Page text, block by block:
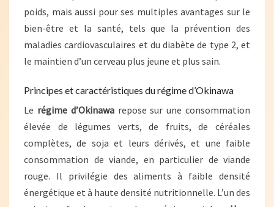
poids, mais aussi pour ses multiples avantages sur le
bien-être et la santé, tels que la prévention des
maladies cardiovasculaires et du diabète de type 2, et
le maintien d’un cerveau plus jeune et plus sain.
Principes et caractéristiques du régime d’Okinawa
Le régime d’Okinawarepose sur une consommation
élevée de légumes verts, de fruits, de céréales
complètes, de soja et leurs dérivés, et une faible
consommation de viande, en particulier de viande
rouge. Il privilégie des aliments à faible densité
énergétique et à haute densité nutritionnelle. L’un des